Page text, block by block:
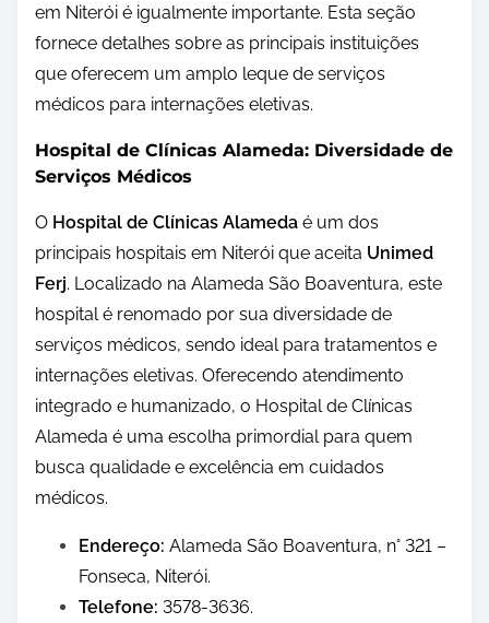
em Niterói é igualmente importante. Esta seção
fornece detalhes sobre as principais instituições
que oferecem um amplo leque de serviços
médicos para internações eletivas.
Hospital de Clínicas Alameda: Diversidade de
Serviços Médicos
O Hospital de Clínicas Alameda é um dos
principais hospitais em Niterói que aceita Unimed
Ferj. Localizado na Alameda São Boaventura, este
hospital é renomado por sua diversidade de
serviços médicos, sendo ideal para tratamentos e
internações eletivas. Oferecendo atendimento
integrado e humanizado, o Hospital de Clínicas
Alameda é uma escolha primordial para quem
busca qualidade e excelência em cuidados
médicos.
Endereço: Alameda São Boaventura, n° 321 –
Fonseca, Niterói.
Telefone: 3578-3636.